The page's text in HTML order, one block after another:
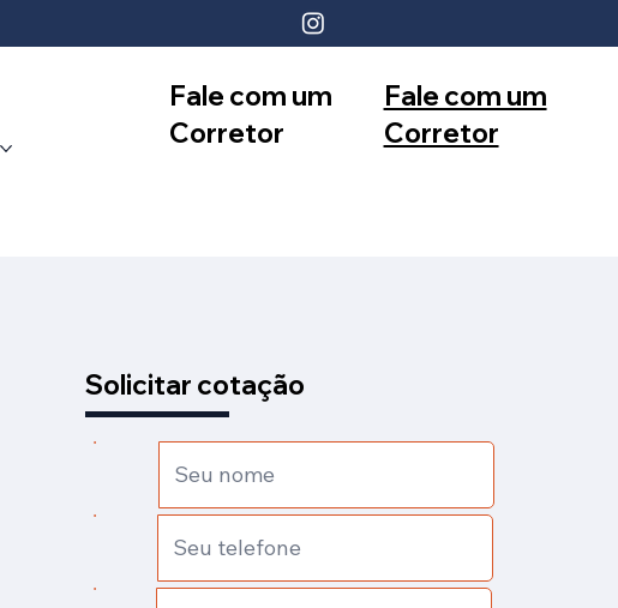
Fale com um
Corretor
Fale com um
Corretor
Solicitar cotação